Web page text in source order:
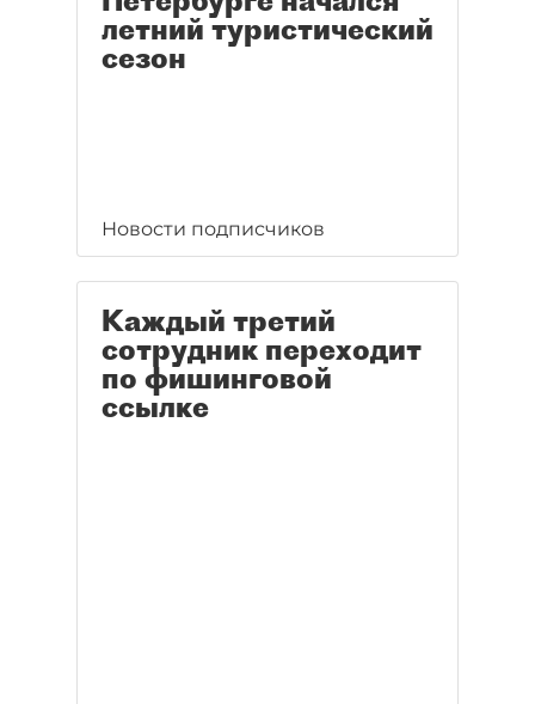
летний туристический
сезон
Новости подписчиков
Каждый третий
сотрудник переходит
по фишинговой
ссылке